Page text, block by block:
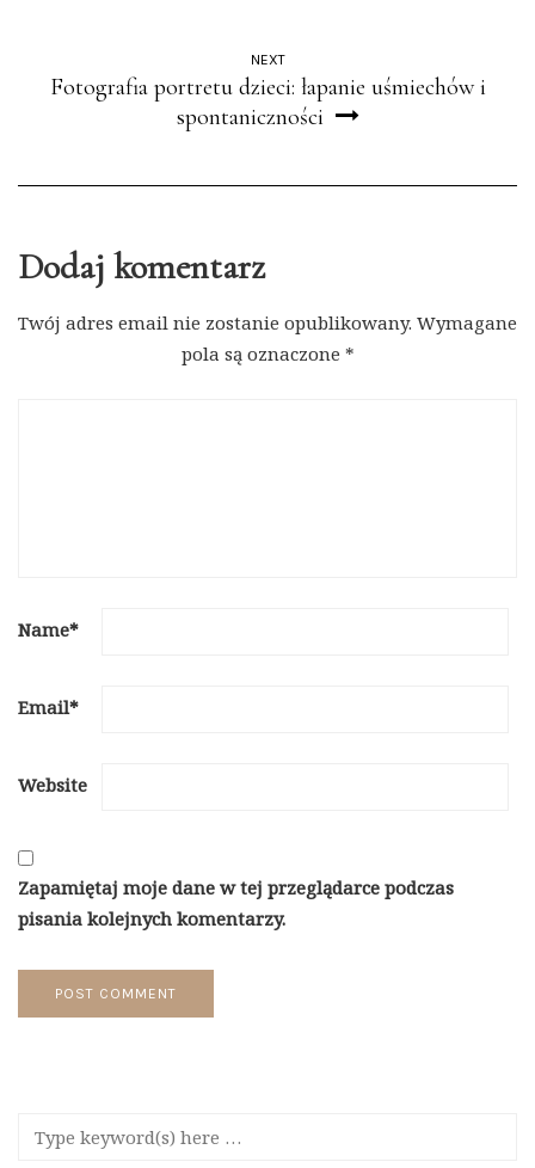
NEXT
Fotografia portretu dzieci: łapanie uśmiechów i
spontaniczności
Dodaj komentarz
Twój adres email nie zostanie opublikowany. Wymagane
pola są oznaczone *
Name*
Email*
Website
Zapamiętaj moje dane w tej przeglądarce podczas
pisania kolejnych komentarzy.